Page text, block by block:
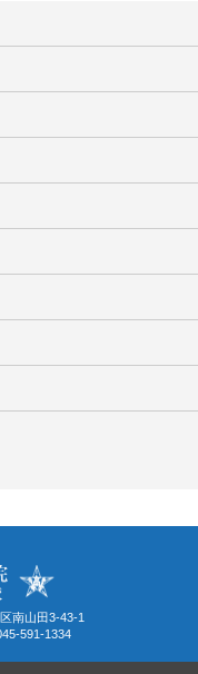
南山田3-43-1
591-1334